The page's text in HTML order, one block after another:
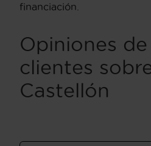
financiación.
Opiniones
clientes
Castellón